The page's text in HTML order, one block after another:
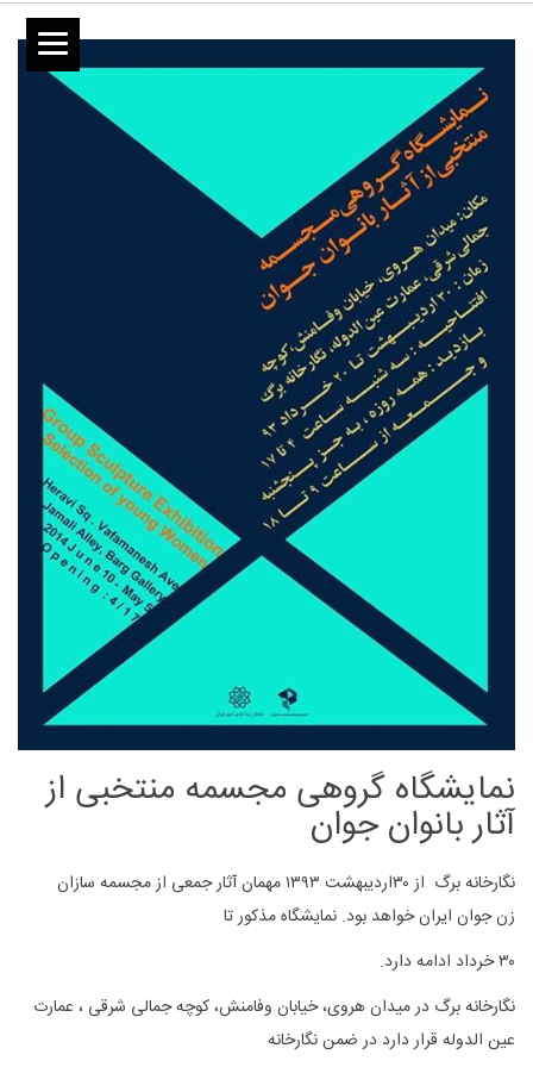
نمایشگاه گروهی مجسمه منتخبی از
آثار بانوان جوان
نگارخانه برگ از ۳۰اردیبهشت ۱۳۹۳ مهمان آثار جمعی از مجسمه سازان
زن جوان ایران خواهد بود. نمایشگاه مذکور تا
۳۰ خرداد ادامه دارد.
نگارخانه برگ در میدان هروی، خیابان وفامنش، کوچه جمالی شرقی ، عمارت
عین الدوله قرار دارد در ضمن نگارخانه